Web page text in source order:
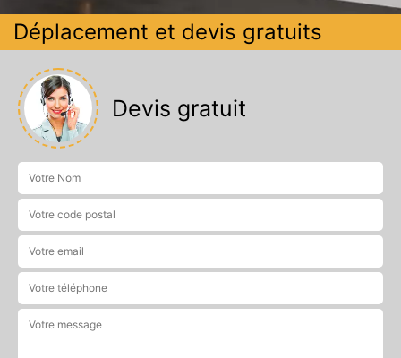
Déplacement et devis gratuits
Devis gratuit